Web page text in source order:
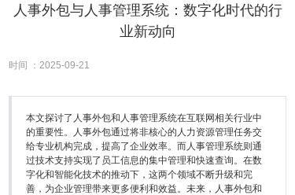
人事外包与人事管理系统：数字化时代的行
业新动向
时间 ：2025-09-21
本文探讨了人事外包和人事管理系统在互联网相关行业中
的重要性。人事外包通过将非核心的人力资源管理任务交
给专业机构完成，提高了企业效率。而人事管理系统则通
过技术支持实现了员工信息的集中管理和快速查询。在数
字化和智能化技术的推动下，这两个领域不断升级和完
善，为企业管理带来更多便利和效益。未来，人事外包和